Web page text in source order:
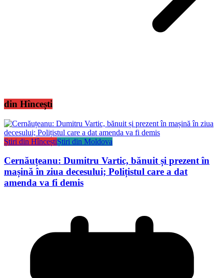
din Hîncești
Știri din HînceștiȘtiri din Moldova
Cernăuțeanu: Dumitru Vartic, bănuit și prezent în
mașină în ziua decesului; Polițistul care a dat
amenda va fi demis